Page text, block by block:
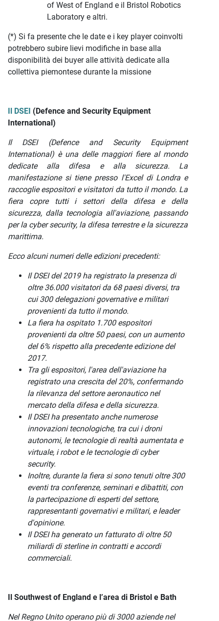
of West of England e il Bristol Robotics
Laboratory e altri.
(*) Si fa presente che le date e i key player coinvolti
potrebbero subire lievi modifiche in base alla
disponibilità dei buyer alle attività dedicate alla
collettiva piemontese durante la missione
Il DSEI (Defence and Security Equipment
International)
Il DSEI (Defence and Security Equipment
International) è una delle maggiori fiere al mondo
dedicate alla difesa e alla sicurezza. La
manifestazione si tiene presso l'Excel di Londra e
raccoglie espositori e visitatori da tutto il mondo. La
fiera copre tutti i settori della difesa e della
sicurezza, dalla tecnologia all'aviazione, passando
per la cyber security, la difesa terrestre e la sicurezza
marittima.
Ecco alcuni numeri delle edizioni precedenti:
Il DSEI del 2019 ha registrato la presenza di
oltre 36.000 visitatori da 68 paesi diversi, tra
cui 300 delegazioni governative e militari
provenienti da tutto il mondo.
La fiera ha ospitato 1.700 espositori
provenienti da oltre 50 paesi, con un aumento
del 6% rispetto alla precedente edizione del
2017.
Tra gli espositori, l'area dell'aviazione ha
registrato una crescita del 20%, confermando
la rilevanza del settore aeronautico nel
mercato della difesa e della sicurezza.
Il DSEI ha presentato anche numerose
innovazioni tecnologiche, tra cui i droni
autonomi, le tecnologie di realtà aumentata e
virtuale, i robot e le tecnologie di cyber
security.
Inoltre, durante la fiera si sono tenuti oltre 300
eventi tra conferenze, seminari e dibattiti, con
la partecipazione di esperti del settore,
rappresentanti governativi e militari, e leader
d'opinione.
Il DSEI ha generato un fatturato di oltre 50
miliardi di sterline in contratti e accordi
commerciali.
Il Southwest of England e l’area di Bristol e Bath
Nel Regno Unito operano più di 3000 aziende nel